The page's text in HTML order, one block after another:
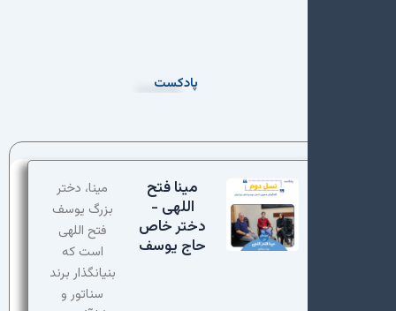
پادکست
مینا فتح
اللهی -
دختر خاص
حاج یوسف
مینا، دختر
بزرگ یوسف
فتح اللهی
است که
بنیانگذار برند
سناتور و